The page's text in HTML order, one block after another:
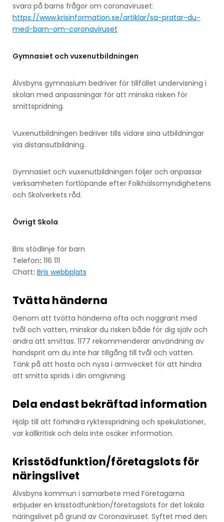
svara på barns frågor om coronaviruset:
https://www.krisinformation.se/artiklar/sa-pratar-du-
med-barn-om-coronaviruset
Gymnasiet och vuxenutbildningen
Älvsbyns gymnasium bedriver för tillfället undervisning i
skolan med anpassningar för att minska risken för
smittspridning.
Vuxenutbildningen bedriver tills vidare sina utbildningar
via distansutbildning.
Gymnasiet och vuxenutbildningen följer och anpassar
verksamheten fortlöpande efter Folkhälsomyndighetens
och Skolverkets råd.
Övrigt Skola
Bris stödlinje för barn
Telefon: 116 111
Chatt: Bris webbplats
Tvätta händerna
Genom att tvätta händerna ofta och noggrant med
tvål och vatten, minskar du risken både för dig själv och
andra att smittas. 1177 rekommenderar användning av
handsprit om du inte har tillgång till tvål och vatten.
Tänk på att hosta och nysa i armvecket för att hindra
att smitta sprids i din omgivning.
Dela endast bekräftad information
Hjälp till att förhindra ryktesspridning och spekulationer,
var källkritisk och dela inte osäker information.
Krisstödfunktion/företagslots för
näringslivet
Älvsbyns kommun i samarbete med Företagarna
erbjuder en krisstödfunktion/företagslots för det lokala
näringslivet på grund av Coronaviruset. Syftet med den